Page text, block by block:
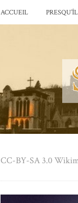
ACCUEIL
CC-BY-SA 3.0